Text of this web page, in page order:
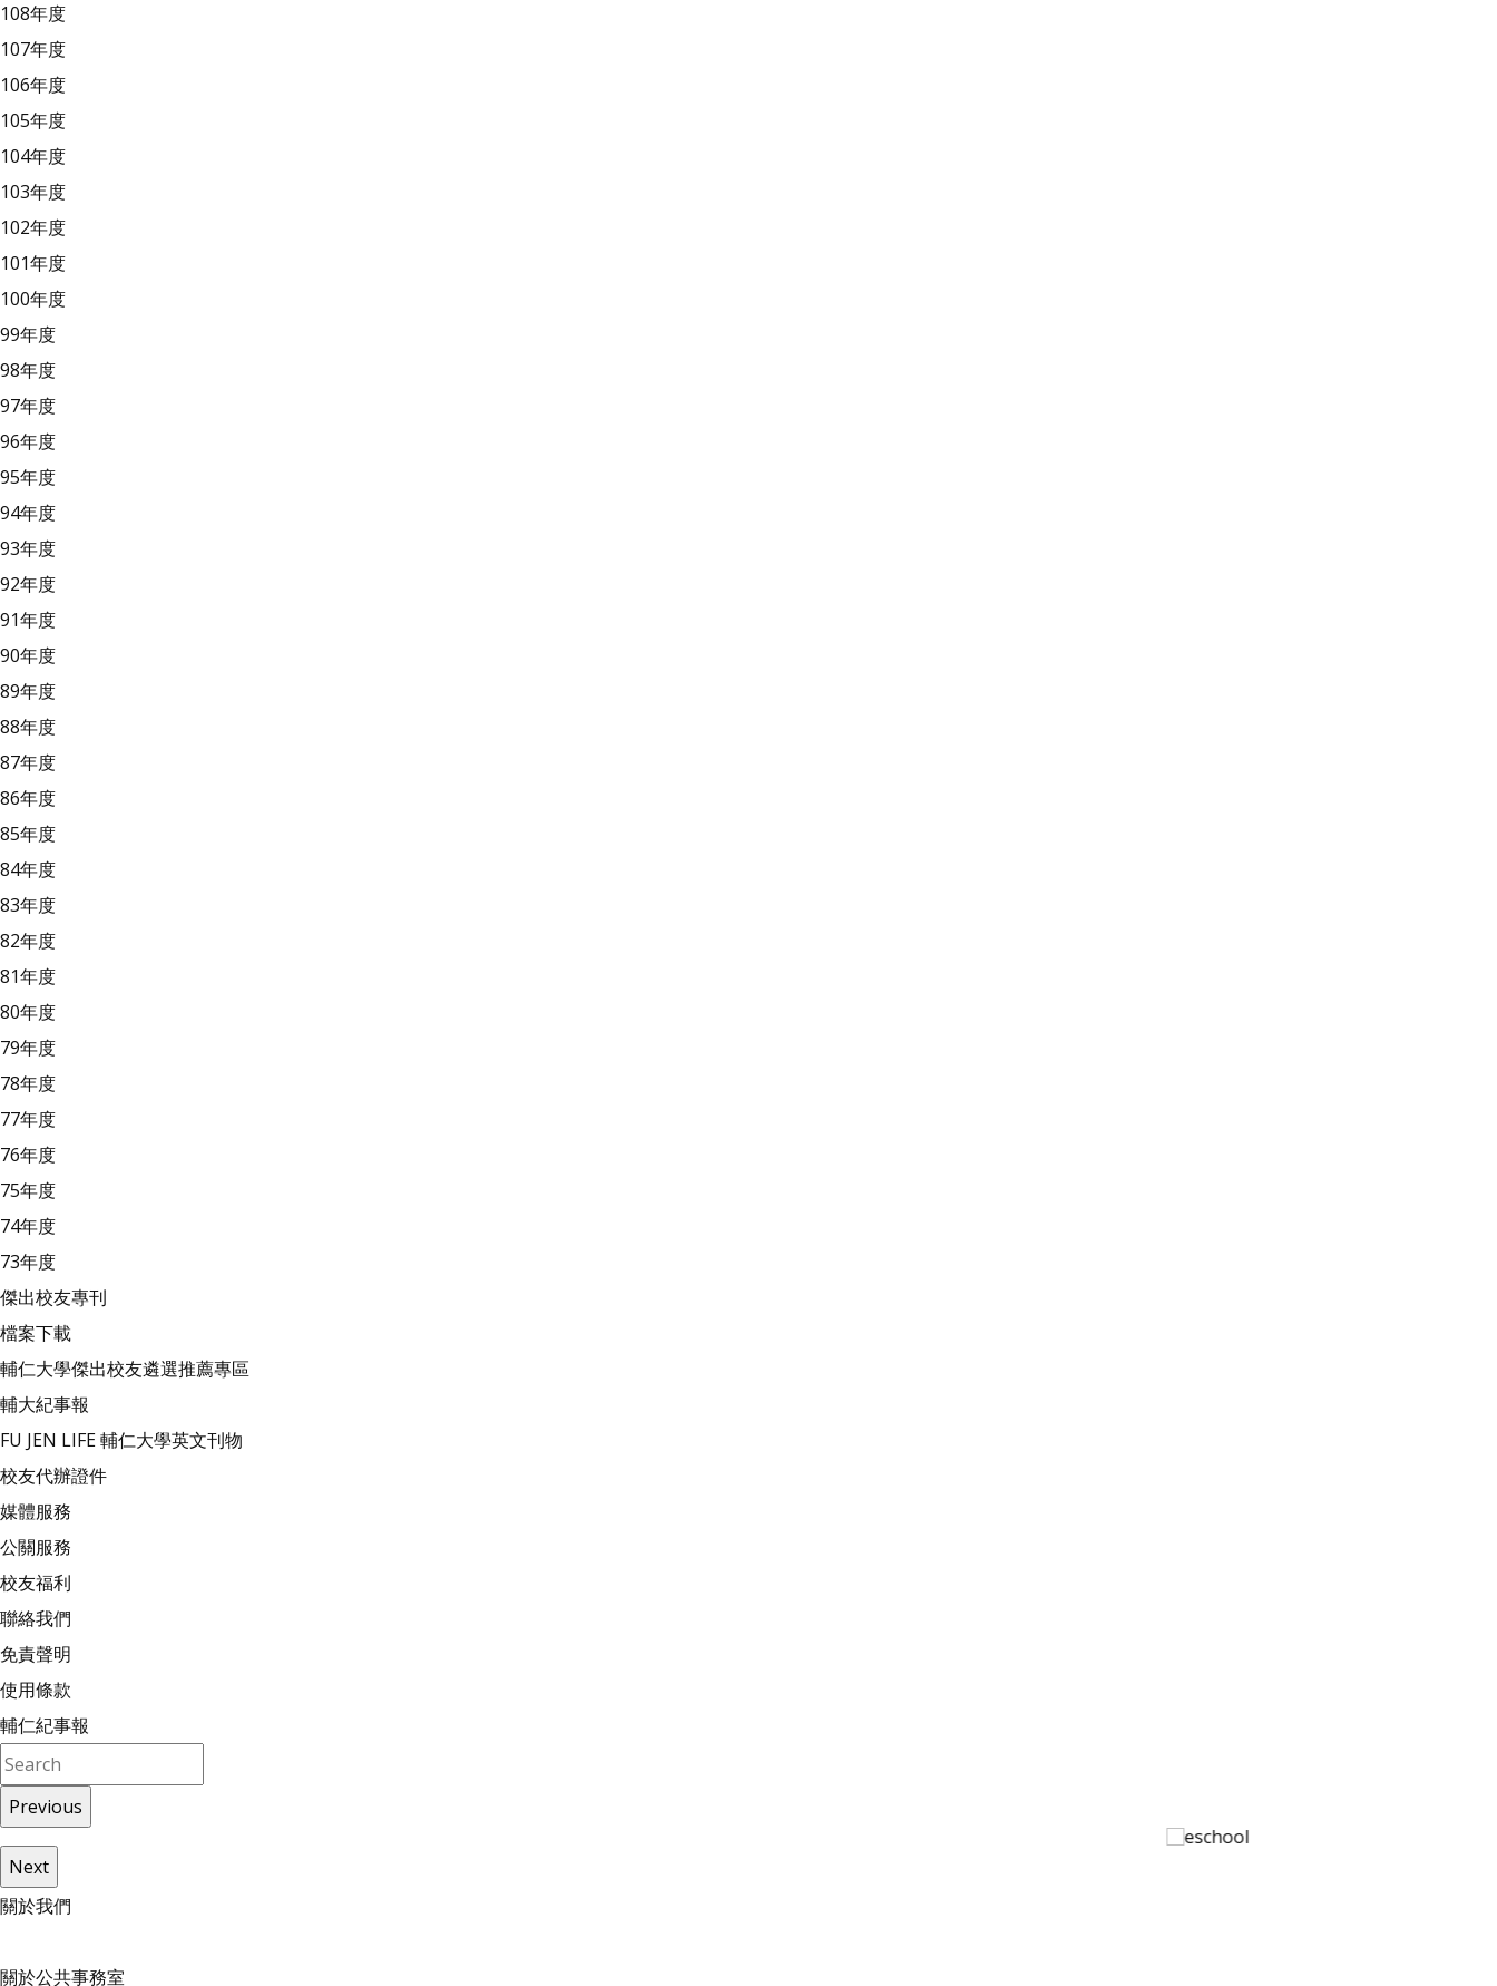
108年度
107年度
106年度
105年度
104年度
103年度
102年度
101年度
100年度
99年度
98年度
97年度
96年度
95年度
94年度
93年度
92年度
91年度
90年度
89年度
88年度
87年度
86年度
85年度
84年度
83年度
82年度
81年度
80年度
79年度
78年度
77年度
76年度
75年度
74年度
73年度
傑出校友專刊
檔案下載
輔仁大學傑出校友遴選推薦專區
輔大紀事報
FU JEN LIFE 輔仁大學英文刊物
校友代辦證件
媒體服務
公關服務
校友福利
聯絡我們
免責聲明
使用條款
輔仁紀事報
Previous
Next
關於我們
關於公共事務室